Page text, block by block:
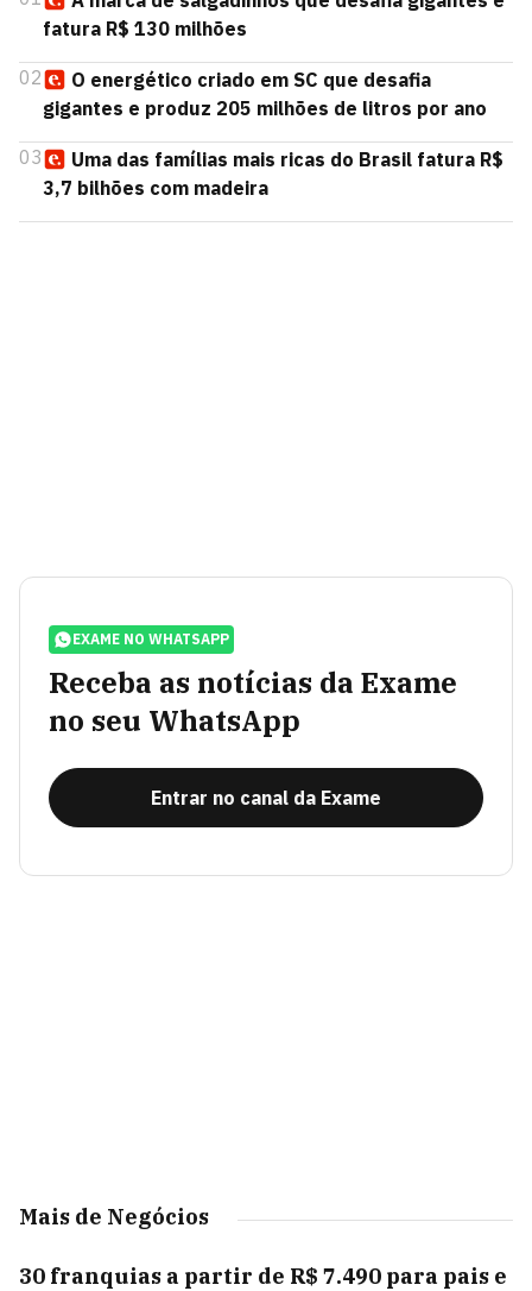
fatura R$ 130 milhões
02
O energético criado em SC que desafia
gigantes e produz 205 milhões de litros por ano
03
Uma das famílias mais ricas do Brasil fatura R$
3,7 bilhões com madeira
EXAME NO WHATSAPP
Receba as notícias da Exame
no seu WhatsApp
Entrar no canal da Exame
Mais de Negócios
30 franquias a partir de R$ 7.490 para pais e